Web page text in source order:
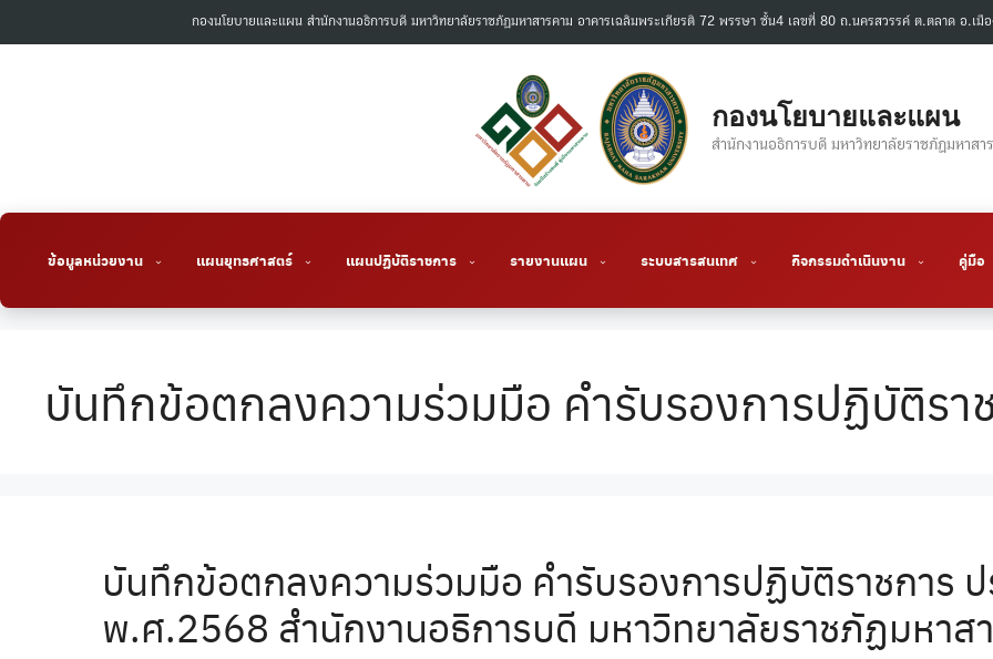
กองนโยบายและแผน สำนักงานอธิการบดี มหาวิทยาลัยราชภัฏมหาสารคาม อาคารเฉลิมพระเกียรติ 72 พรรษา ชั้น4 เลขที่ 80 ถ.นครสวรรค์ ต.ตลาด อ.
กองนโยบายและแผน
สำนักงานอธิการบดี มหาวิทยาลัยราชภัฏมหาสา
ข้อมูลหน่วยงาน แผนยุทธศาสตร์ แผนปฏิบัติราชการ รายงานแผน ระบบสารสนเทศ กิจกรรมดำเนินงาน คู่มือ
บันทึกข้อตกลงความร่วมมือ คำรับรองการปฏิบัติรา
บันทึกข้อตกลงความร่วมมือ คำรับรองการปฏิบัติราชการ
พ.ศ.2568 สำนักงานอธิการบดี มหาวิทยาลัยราชภัฏมหาส